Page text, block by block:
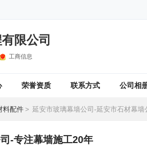
限公司
工商信息
荣誉资质 联系方式 公司相
料配件 > 延安市玻璃幕墙公司-延安市石材幕
-专注幕墙施工20年